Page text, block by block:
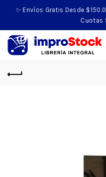
✨ Envíos Gratis Desde
Cuotas